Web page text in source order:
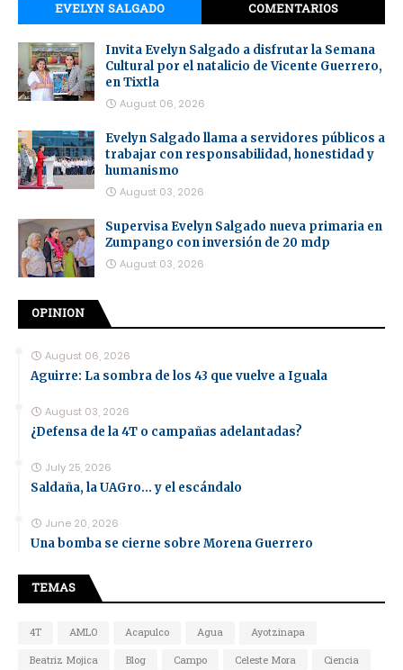
EVELYN SALGADO COMENTARIOS
Invita Evelyn Salgado a disfrutar la Semana
Cultural por el natalicio de Vicente Guerrero,
en Tixtla
August 06, 2026
Evelyn Salgado llama a servidores públicos a
trabajar con responsabilidad, honestidad y
humanismo
August 03, 2026
Supervisa Evelyn Salgado nueva primaria en
Zumpango con inversión de 20 mdp
August 03, 2026
OPINION
August 06, 2026
Aguirre: La sombra de los 43 que vuelve a Iguala
August 03, 2026
¿Defensa de la 4T o campañas adelantadas?
July 25, 2026
Saldaña, la UAGro... y el escándalo
June 20, 2026
Una bomba se cierne sobre Morena Guerrero
TEMAS
4T AMLO Acapulco Agua
Ayotzinapa
Beatriz Mojica
Blog Campo Celeste Mora
Ciencia